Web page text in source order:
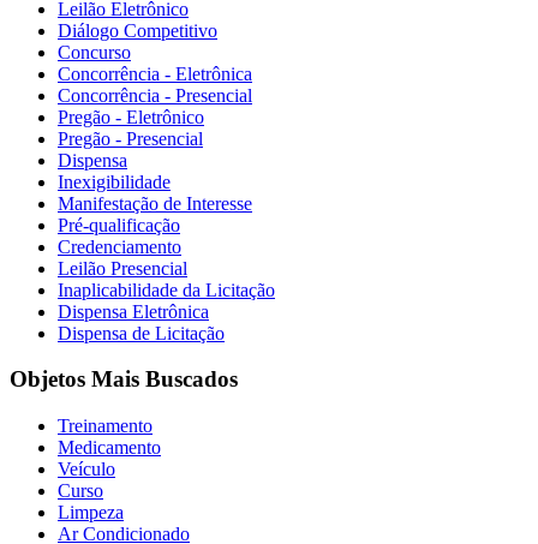
Leilão Eletrônico
Diálogo Competitivo
Concurso
Concorrência - Eletrônica
Concorrência - Presencial
Pregão - Eletrônico
Pregão - Presencial
Dispensa
Inexigibilidade
Manifestação de Interesse
Pré-qualificação
Credenciamento
Leilão Presencial
Inaplicabilidade da Licitação
Dispensa Eletrônica
Dispensa de Licitação
Objetos Mais Buscados
Treinamento
Medicamento
Veículo
Curso
Limpeza
Ar Condicionado